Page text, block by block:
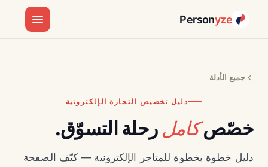
Personyze
جميع الأدلة
دليل تخصيص التجارة الإلكترونية
خصّصكامل رحلة التسوّق.
دليل خطوة بخطوة للمتاجر الإلكترونية — كيّف الصفحة